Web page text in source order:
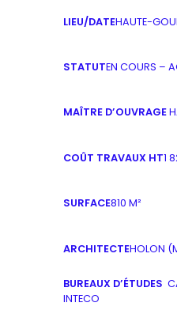
LIEU/DATEHAUTE-
STATUTEN COURS –
MAÎTRE D’OUVRAGE
COÛT TRAVAUX HT1
SURFACE810 M²
ARCHITECTEHOLON
BUREAUX D’ÉTUDES
INTECO